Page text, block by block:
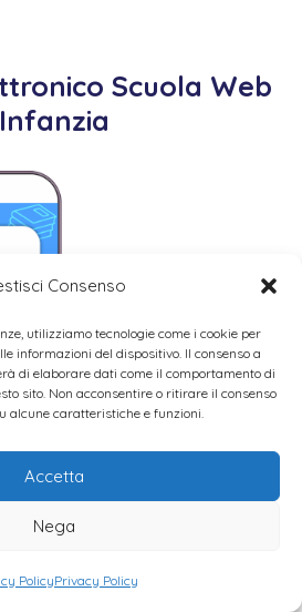
Consenso
utilizziamo tecnologie come i cookie per
informazioni del dispositivo. Il consenso a
di elaborare dati come il comportamento di
sito. Non acconsentire o ritirare il consenso
alcune caratteristiche e funzioni.
Accetta
Nega
PolicyPrivacy Policy
Scuola Web
Infanzia